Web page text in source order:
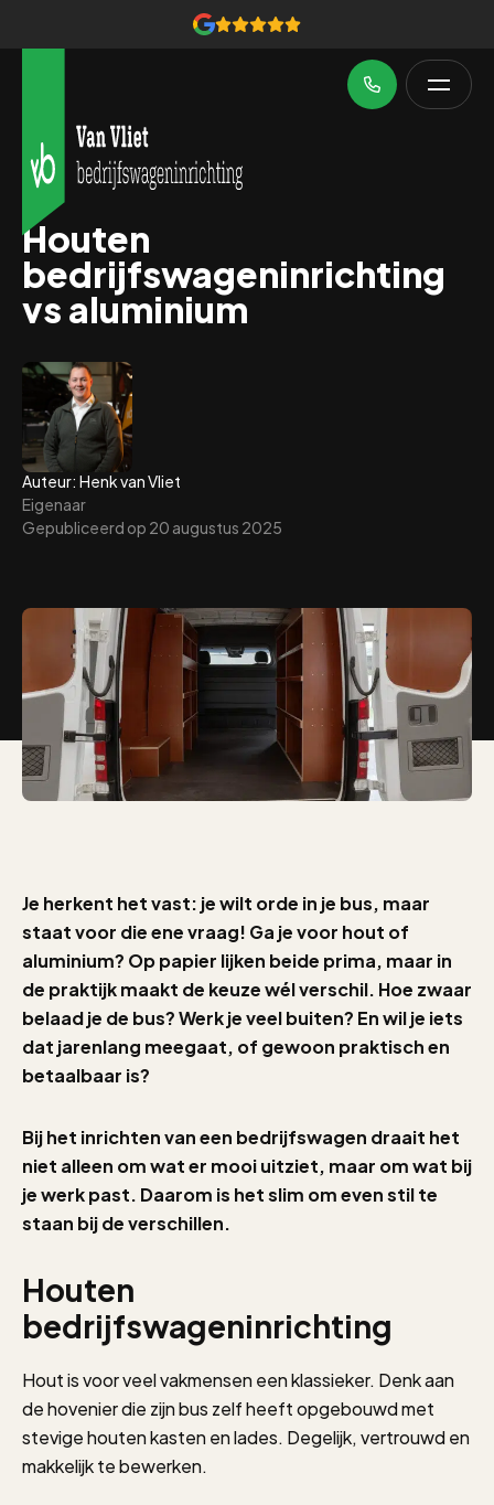
Houten
bedrijfswageninrichting
vs aluminium
Auteur: Henk van Vliet
Eigenaar
Gepubliceerd op 20 augustus 2025
Je herkent het vast: je wilt orde in je bus, maar
staat voor die ene vraag! Ga je voor hout of
aluminium? Op papier lijken beide prima, maar in
de praktijk maakt de keuze wél verschil. Hoe zwaar
belaad je de bus? Werk je veel buiten? En wil je iets
dat jarenlang meegaat, of gewoon praktisch en
betaalbaar is?
Bij het inrichten van een bedrijfswagen draait het
niet alleen om wat er mooi uitziet, maar om wat bij
je werk past. Daarom is het slim om even stil te
staan bij de verschillen.
Houten
bedrijfswageninrichting
Hout is voor veel vakmensen een klassieker. Denk aan
de hovenier die zijn bus zelf heeft opgebouwd met
stevige houten kasten en lades. Degelijk, vertrouwd en
makkelijk te bewerken.